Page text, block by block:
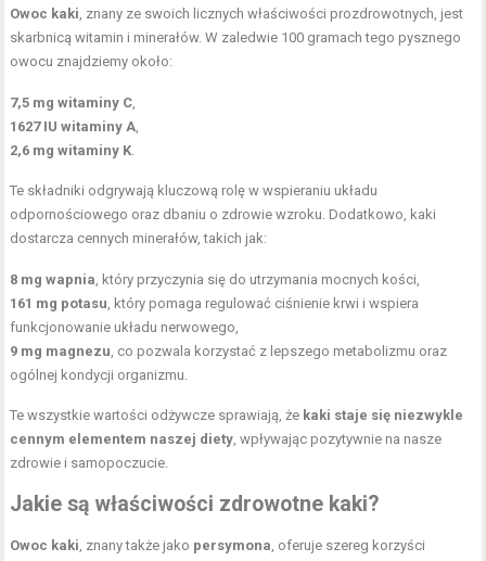
Owoc kaki, znany ze swoich licznych właściwości prozdrowotnych, jest
skarbnicą witamin i minerałów. W zaledwie 100 gramach tego pysznego
owocu znajdziemy około:
7,5 mg witaminy C,
1627 IU witaminy A,
2,6 mgwitaminy K.
Te składniki odgrywają kluczową rolę w wspieraniu układu
odpornościowego oraz dbaniu o zdrowie wzroku. Dodatkowo, kaki
dostarcza cennych minerałów, takich jak:
8 mg wapnia, który przyczynia się do utrzymania mocnych kości,
161 mg potasu, który pomaga regulować ciśnienie krwi i wspiera
funkcjonowanie układu nerwowego,
9 mg magnezu, co pozwala korzystać z lepszego metabolizmu oraz
ogólnej kondycji organizmu.
Te wszystkie wartości odżywcze sprawiają, że kaki staje się niezwykle
cennym elementem naszej diety, wpływając pozytywnie na nasze
zdrowie i samopoczucie.
Jakie są właściwości zdrowotne kaki?
Owoc kaki, znany także jako persymona, oferuje szereg korzyści